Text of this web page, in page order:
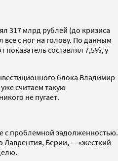
317 млрд рублей (до кризиса
с ног на голову. По данным
составлял 7,5%, у
блока Владимир
считаем такую
не пугает.
с проблемной задолженностью.
Лаврентия, Берии, — «жесткий